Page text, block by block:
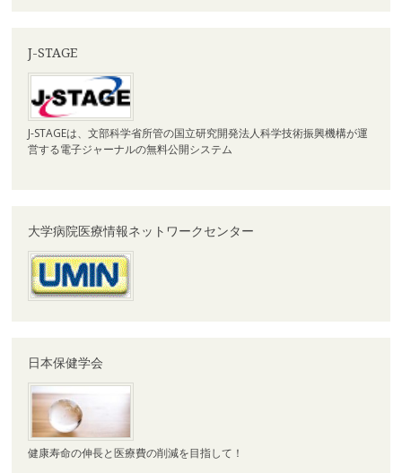
J-STAGE
J-STAGEは、文部科学省所管の国立研究開発法人科学技術振興機構が運
営する電子ジャーナルの無料公開システム
大学病院医療情報ネットワークセンター
日本保健学会
健康寿命の伸長と医療費の削減を目指して！